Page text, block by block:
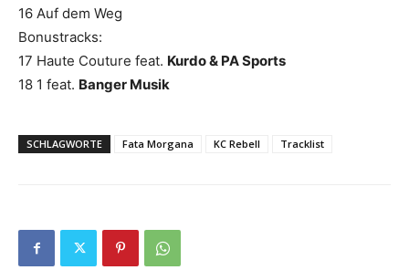
16 Auf dem Weg
Bonustracks:
17 Haute Couture feat. Kurdo & PA Sports
18 1 feat. Banger Musik
SCHLAGWORTE Fata Morgana KC Rebell Tracklist